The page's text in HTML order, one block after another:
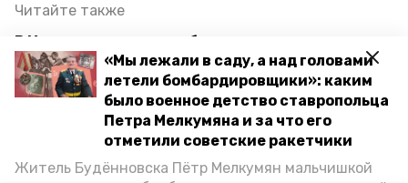
«Мы лежали в саду, а над головами
летели бомбардировщики»: каким
было военное детство ставропольца
Петра Мелкумяна и за что его
отметили советские ракетчики
Житель Будённовска Пётр Мелкумян мальчишкой
Читайте также
В Ипатовском округе обустроили новую дорогу к
образовательному центру
Участок дороги протяжённостью 2,4 км
отремонтировали на Ставрополье
16 дорог отремонтируют на Ставрополье по
поручению губернатора